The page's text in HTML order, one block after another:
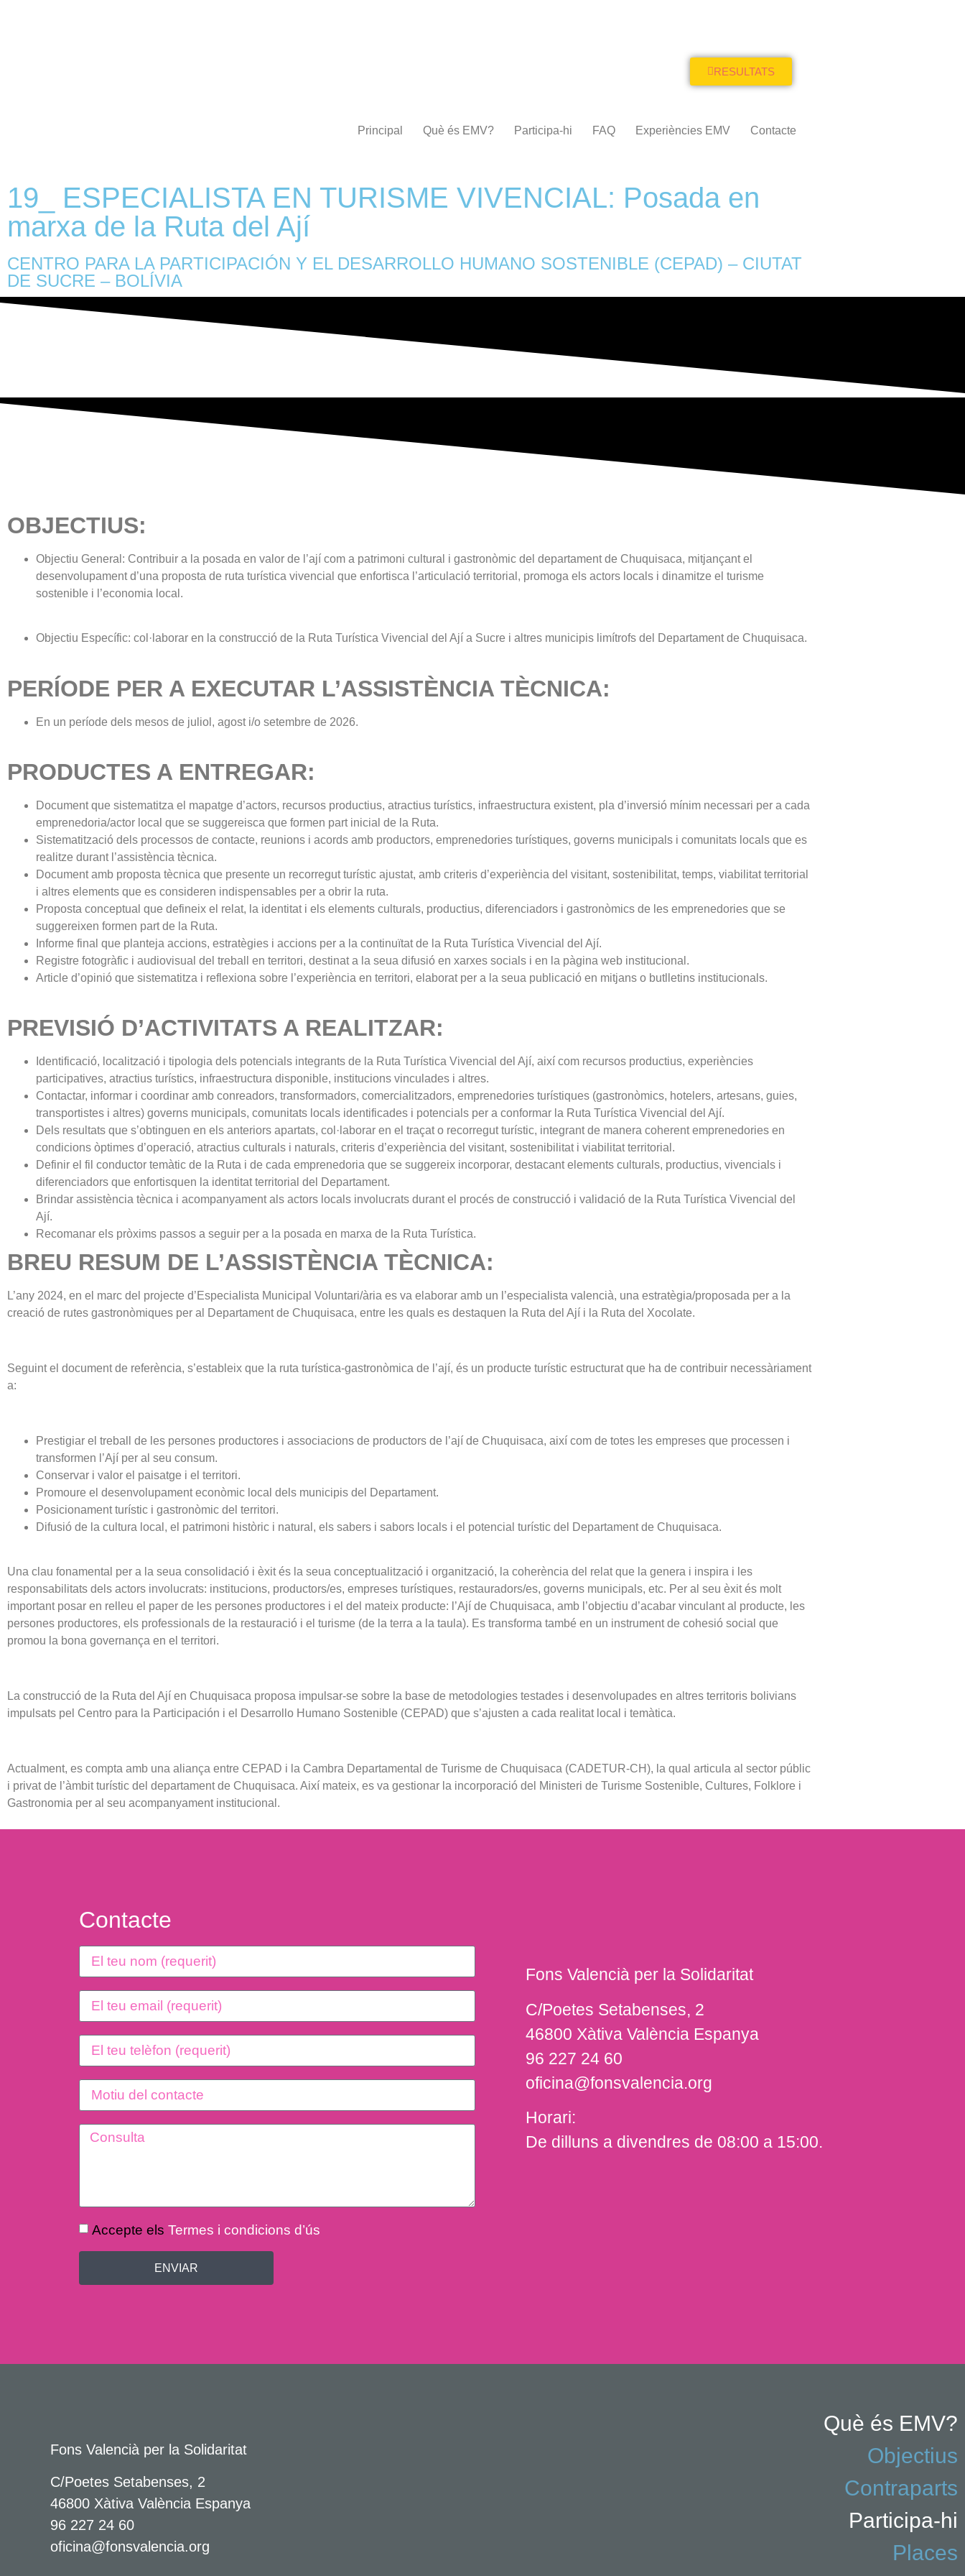
RESULTATS
Principal Què és EMV? Participa-hi FAQ Experiències EMV Contacte
19_ ESPECIALISTA EN TURISME VIVENCIAL: Posada en
marxa de la Ruta del Ají
CENTRO PARA LA PARTICIPACIÓN Y EL DESARROLLO HUMANO SOSTENIBLE (CEPAD) – CIUTAT
DE SUCRE – BOLÍVIA
OBJECTIUS:
Objectiu General: Contribuir a la posada en valor de l’ají com a patrimoni cultural i gastronòmic del departament de Chuquisaca, mitjançant el
desenvolupament d’una proposta de ruta turística vivencial que enfortisca l’articulació territorial, promoga els actors locals i dinamitze el turisme
sostenible i l’economia local.
Objectiu Específic: col·laborar en la construcció de la Ruta Turística Vivencial del Ají a Sucre i altres municipis limítrofs del Departament de Chuquisaca.
PERÍODE PER A EXECUTAR L’ASSISTÈNCIA TÈCNICA:
En un període dels mesos de juliol, agost i/o setembre de 2026.
PRODUCTES A ENTREGAR:
Document que sistematitza el mapatge d’actors, recursos productius, atractius turístics, infraestructura existent, pla d’inversió mínim necessari per a cada
emprenedoria/actor local que se suggereisca que formen part inicial de la Ruta.
Sistematització dels processos de contacte, reunions i acords amb productors, emprenedories turístiques, governs municipals i comunitats locals que es
realitze durant l’assistència tècnica.
Document amb proposta tècnica que presente un recorregut turístic ajustat, amb criteris d’experiència del visitant, sostenibilitat, temps, viabilitat territorial
i altres elements que es consideren indispensables per a obrir la ruta.
Proposta conceptual que defineix el relat, la identitat i els elements culturals, productius, diferenciadors i gastronòmics de les emprenedories que se
suggereixen formen part de la Ruta.
Informe final que planteja accions, estratègies i accions per a la continuïtat de la Ruta Turística Vivencial del Ají.
Registre fotogràfic i audiovisual del treball en territori, destinat a la seua difusió en xarxes socials i en la pàgina web institucional.
Article d’opinió que sistematitza i reflexiona sobre l’experiència en territori, elaborat per a la seua publicació en mitjans o butlletins institucionals.
PREVISIÓ D’ACTIVITATS A REALITZAR:
Identificació, localització i tipologia dels potencials integrants de la Ruta Turística Vivencial del Ají, així com recursos productius, experiències
participatives, atractius turístics, infraestructura disponible, institucions vinculades i altres.
Contactar, informar i coordinar amb conreadors, transformadors, comercialitzadors, emprenedories turístiques (gastronòmics, hotelers, artesans, guies,
transportistes i altres) governs municipals, comunitats locals identificades i potencials per a conformar la Ruta Turística Vivencial del Ají.
Dels resultats que s’obtinguen en els anteriors apartats, col·laborar en el traçat o recorregut turístic, integrant de manera coherent emprenedories en
condicions òptimes d’operació, atractius culturals i naturals, criteris d’experiència del visitant, sostenibilitat i viabilitat territorial.
Definir el fil conductor temàtic de la Ruta i de cada emprenedoria que se suggereix incorporar, destacant elements culturals, productius, vivencials i
diferenciadors que enfortisquen la identitat territorial del Departament.
Brindar assistència tècnica i acompanyament als actors locals involucrats durant el procés de construcció i validació de la Ruta Turística Vivencial del
Ají.
Recomanar els pròxims passos a seguir per a la posada en marxa de la Ruta Turística.
BREU RESUM DE L’ASSISTÈNCIA TÈCNICA:
L’any 2024, en el marc del projecte d’Especialista Municipal Voluntari/ària es va elaborar amb un l’especialista valencià, una estratègia/proposada per a la
creació de rutes gastronòmiques per al Departament de Chuquisaca, entre les quals es destaquen la Ruta del Ají i la Ruta del Xocolate.
Seguint el document de referència, s’estableix que la ruta turística-gastronòmica de l’ají, és un producte turístic estructurat que ha de contribuir necessàriament
a:
Prestigiar el treball de les persones productores i associacions de productors de l’ají de Chuquisaca, així com de totes les empreses que processen i
transformen l’Ají per al seu consum.
Conservar i valor el paisatge i el territori.
Promoure el desenvolupament econòmic local dels municipis del Departament.
Posicionament turístic i gastronòmic del territori.
Difusió de la cultura local, el patrimoni històric i natural, els sabers i sabors locals i el potencial turístic del Departament de Chuquisaca.
Una clau fonamental per a la seua consolidació i èxit és la seua conceptualització i organització, la coherència del relat que la genera i inspira i les
responsabilitats dels actors involucrats: institucions, productors/es, empreses turístiques, restauradors/es, governs municipals, etc. Per al seu èxit és molt
important posar en relleu el paper de les persones productores i el del mateix producte: l’Ají de Chuquisaca, amb l’objectiu d’acabar vinculant al producte, les
persones productores, els professionals de la restauració i el turisme (de la terra a la taula). Es transforma també en un instrument de cohesió social que
promou la bona governança en el territori.
La construcció de la Ruta del Ají en Chuquisaca proposa impulsar-se sobre la base de metodologies testades i desenvolupades en altres territoris bolivians
impulsats pel Centro para la Participación i el Desarrollo Humano Sostenible (CEPAD) que s’ajusten a cada realitat local i temàtica.
Actualment, es compta amb una aliança entre CEPAD i la Cambra Departamental de Turisme de Chuquisaca (CADETUR-CH), la qual articula al sector públic
i privat de l’àmbit turístic del departament de Chuquisaca. Així mateix, es va gestionar la incorporació del Ministeri de Turisme Sostenible, Cultures, Folklore i
Gastronomia per al seu acompanyament institucional.
Contacte
Accepte els Termes i condicions d’ús
ENVIAR
Fons Valencià per la Solidaritat
C/Poetes Setabenses, 2
46800 Xàtiva València Espanya
96 227 24 60
oficina@fonsvalencia.org
Horari:
De dilluns a divendres de 08:00 a 15:00.
Fons Valencià per la Solidaritat
C/Poetes Setabenses, 2
46800 Xàtiva València Espanya
96 227 24 60
oficina@fonsvalencia.org
Què és EMV?
Objectius
Contraparts
Participa-hi
Places